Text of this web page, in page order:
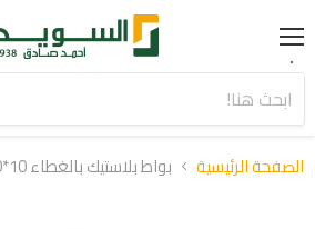
Menu
الصفحة الرئيسية بواط بلاستيك بالغطاء 10*10